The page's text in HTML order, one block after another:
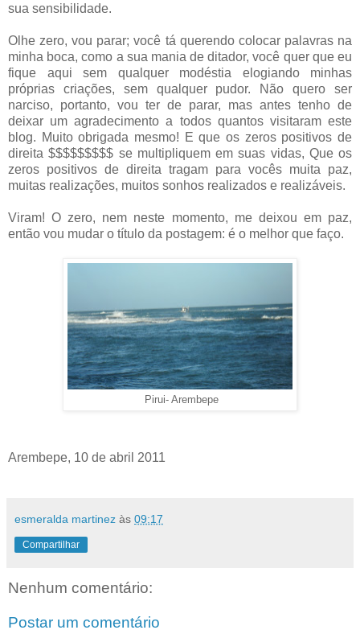
sua sensibilidade.
Olhe zero, vou parar; você tá querendo colocar palavras na
minha boca, como a sua mania de ditador, você quer que eu
fique aqui sem qualquer modéstia elogiando minhas
próprias criações, sem qualquer pudor. Não quero ser
narciso, portanto, vou ter de parar, mas antes tenho de
deixar um agradecimento a todos quantos visitaram este
blog. Muito obrigada mesmo! E que os zeros positivos de
direita $$$$$$$$$ se multipliquem em suas vidas, Que os
zeros positivos de direita tragam para vocês muita paz,
muitas realizações, muitos sonhos realizados e realizáveis.
Viram! O zero, nem neste momento, me deixou em paz,
então vou mudar o título da postagem: é o melhor que faço.
Pirui- Arembepe
Arembepe, 10 de abril 2011
esmeralda martinez às 09:17
Compartilhar
Nenhum comentário:
Postar um comentário